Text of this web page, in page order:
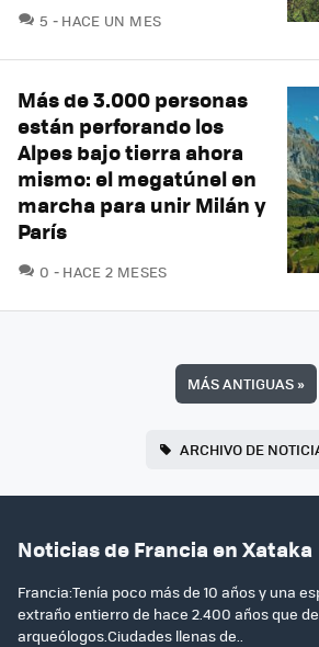
5 COMENTARIOS
HACE UN MES
Más de 3.000 personas
están perforando los
Alpes bajo tierra ahora
mismo: el megatúnel en
marcha para unir Milán y
París
0 COMENTARIOS
HACE 2 MESES
MÁS ANTIGUAS»
ARCHIVO DE
Noticias de Francia en Xataka
Francia:Tenía poco más de 10 años y una
extraño entierro de hace 2.400 años que
arqueólogos.Ciudades llenas de..